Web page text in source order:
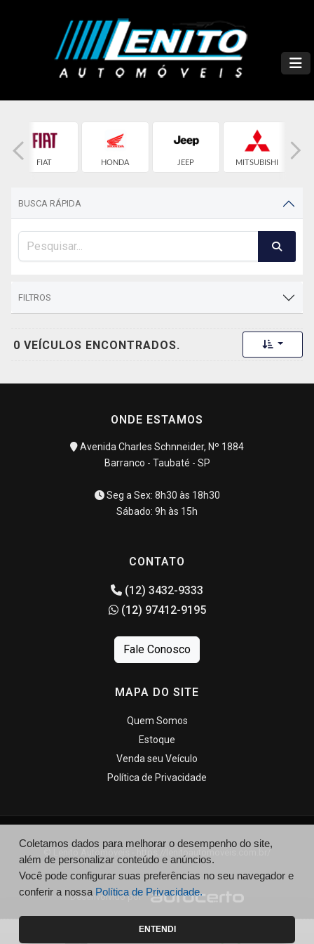
FIAT HONDA JEEP MITSUBISHI
BUSCA RÁPIDA
FILTROS
0 VEÍCULOS ENCONTRADOS. Toggle
ONDE ESTAMOS
Avenida Charles Schnneider, Nº 1884
Barranco - Taubaté - SP
Seg a Sex: 8h30 às 18h30
Sábado: 9h às 15h
CONTATO
(12) 3432-9333
(12) 97412-9195
Fale Conosco
MAPA DO SITE
Quem Somos
Estoque
Venda seu Veículo
Política de Privacidade
© Lenito Automóveis - https://lenitoautomoveis.com.br/
Desenvolvido por
Coletamos dados para melhorar o desempenho do site,
além de personalizar conteúdo e anúncios.
Você pode configurar suas preferências no seu navegador e
conferir a nossa Política de Privacidade.
ENTENDI